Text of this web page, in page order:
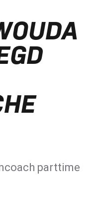
bekend
Championship
parttime